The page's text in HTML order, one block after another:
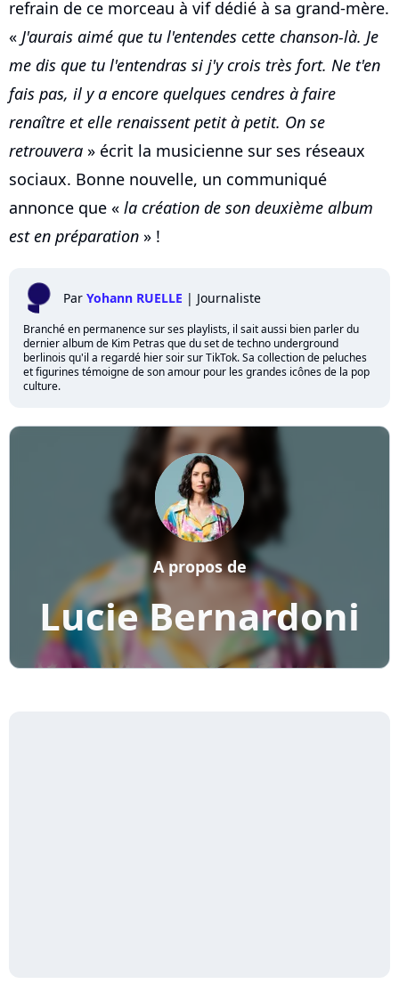
refrain de ce morceau à vif dédié à sa grand-mère.
« J'aurais aimé que tu l'entendes cette chanson-là. Je
me dis que tu l'entendras si j'y crois très fort. Ne t'en
fais pas, il y a encore quelques cendres à faire
renaître et elle renaissent petit à petit. On se
retrouvera » écrit la musicienne sur ses réseaux
sociaux. Bonne nouvelle, un communiqué
annonce que « la création de son deuxième album
est en préparation » !
Par Yohann RUELLE | Journaliste
Branché en permanence sur ses playlists, il sait aussi bien parler du
dernier album de Kim Petras que du set de techno underground
berlinois qu'il a regardé hier soir sur TikTok. Sa collection de peluches
et figurines témoigne de son amour pour les grandes icônes de la pop
culture.
Lucie Bernardoni
A propos de